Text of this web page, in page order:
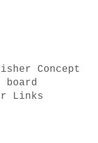
Concept
board
Links